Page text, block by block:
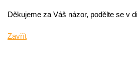
Děkujeme za Váš názor, podělte se v
Zavřít